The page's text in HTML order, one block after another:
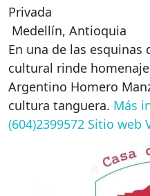
Privada
Medellín, Antioquia
En una de las esquinas
cultural rinde
Argentino Homero
cultura tanguera. Más
(604)2399572 Sitio web